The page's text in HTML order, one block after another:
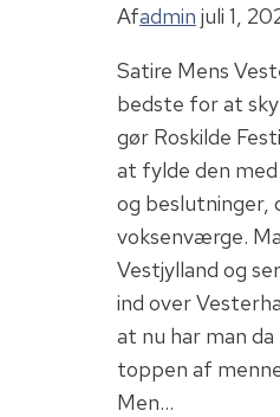
Afadmin juli 1,
Satire Mens
bedste for at
gør Roskilde
at fylde den
og beslutninger,
voksenværge.
Vestjylland og
ind over
at nu har man
toppen af
Men…